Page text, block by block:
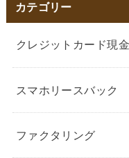
カテゴリー
クレジットカード現
スマホリースバック
ファクタリング